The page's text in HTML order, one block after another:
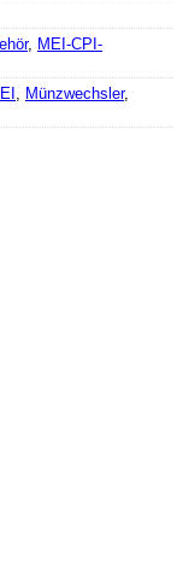
, MEI-CPI-
Münzwechsler,